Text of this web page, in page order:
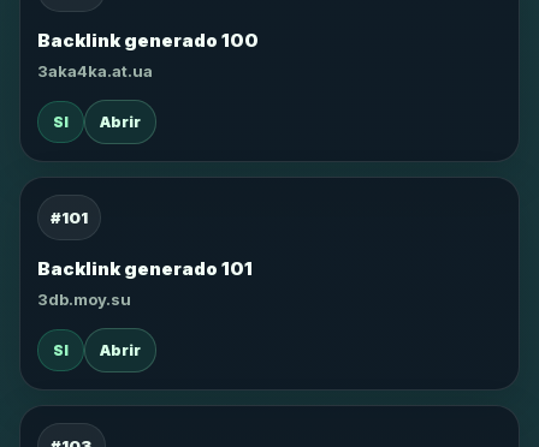
Backlink generado 100
3aka4ka.at.ua
SI Abrir
#101
Backlink generado 101
3db.moy.su
SI Abrir